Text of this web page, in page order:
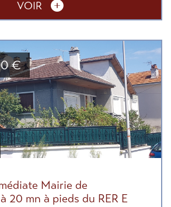
VOIR
€
Mairie de
20 mn à pieds du RER E